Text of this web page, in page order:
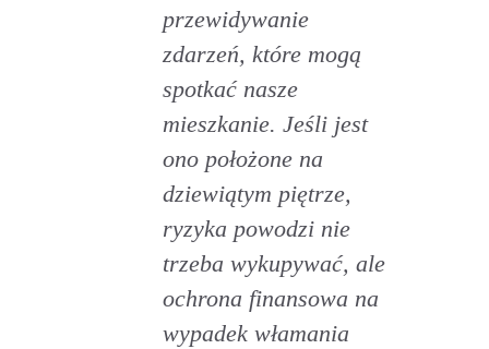
przewidywanie
zdarzeń, które mogą
spotkać nasze
mieszkanie. Jeśli jest
ono położone na
dziewiątym piętrze,
ryzyka powodzi nie
trzeba wykupywać, ale
ochrona finansowa na
wypadek włamania